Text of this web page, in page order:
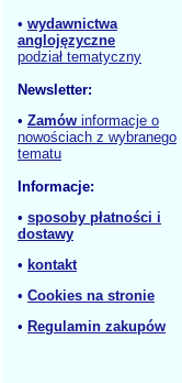
• wydawnictwa
anglojęzyczne
podział tematyczny
Newsletter:
• Zamów informacje o
nowościach z wybranego
tematu
Informacje:
• sposoby płatności i
dostawy
• kontakt
• Cookies na stronie
• Regulamin zakupów